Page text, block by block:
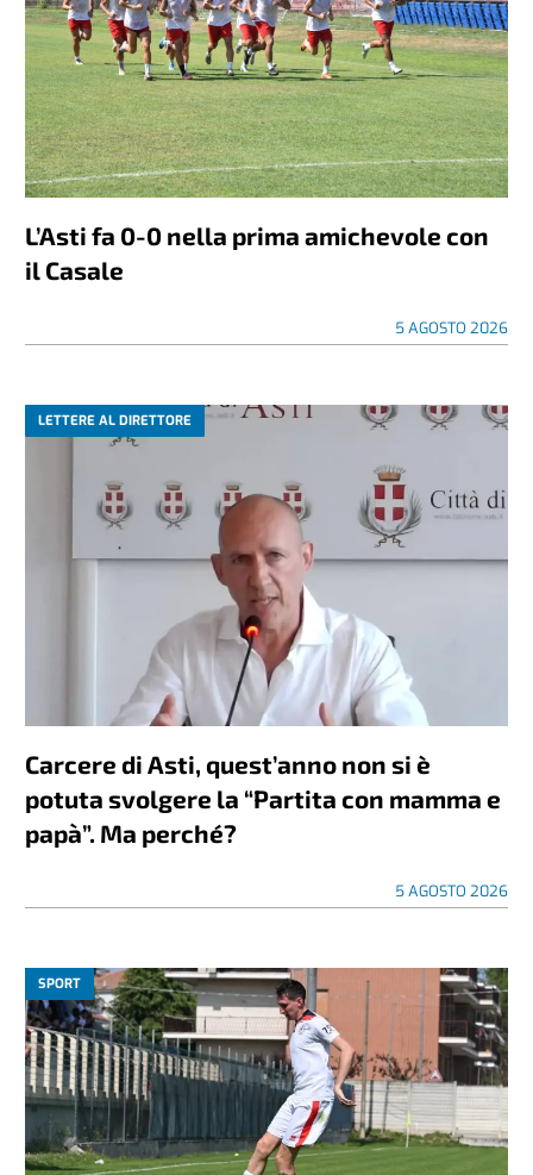
L’Asti fa 0-0 nella prima amichevole con
il Casale
5 AGOSTO 2026
LETTERE AL DIRETTORE
Carcere di Asti, quest’anno non si è
potuta svolgere la “Partita con mamma e
papà”. Ma perché?
5 AGOSTO 2026
SPORT